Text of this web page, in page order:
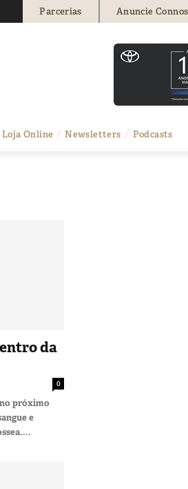
Parcerias Anuncie
Loja Online Newsletters Podcasts
da
0
próximo
e